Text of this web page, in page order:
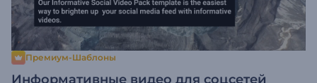
Премиум-Шаблоны
Информативные видео для соцсетей